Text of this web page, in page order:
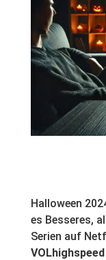
Halloween
es Besseres,
Serien auf
VOLhighspeed